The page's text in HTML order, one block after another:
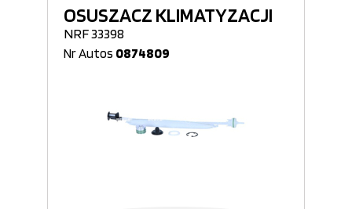
OSUSZACZ KLIMATYZACJI
NRF 33398
Nr Autos 0874809